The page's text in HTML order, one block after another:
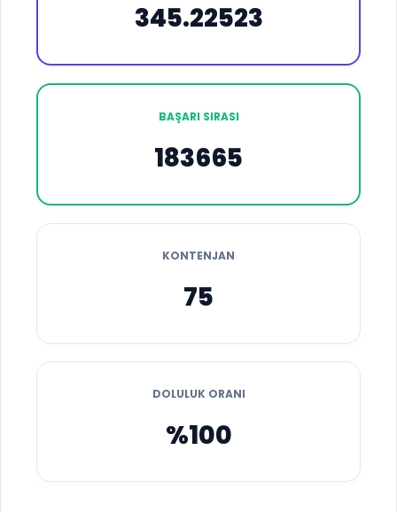
345.22523
BAŞARI SIRASI
183665
KONTENJAN
75
DOLULUK ORANI
%100